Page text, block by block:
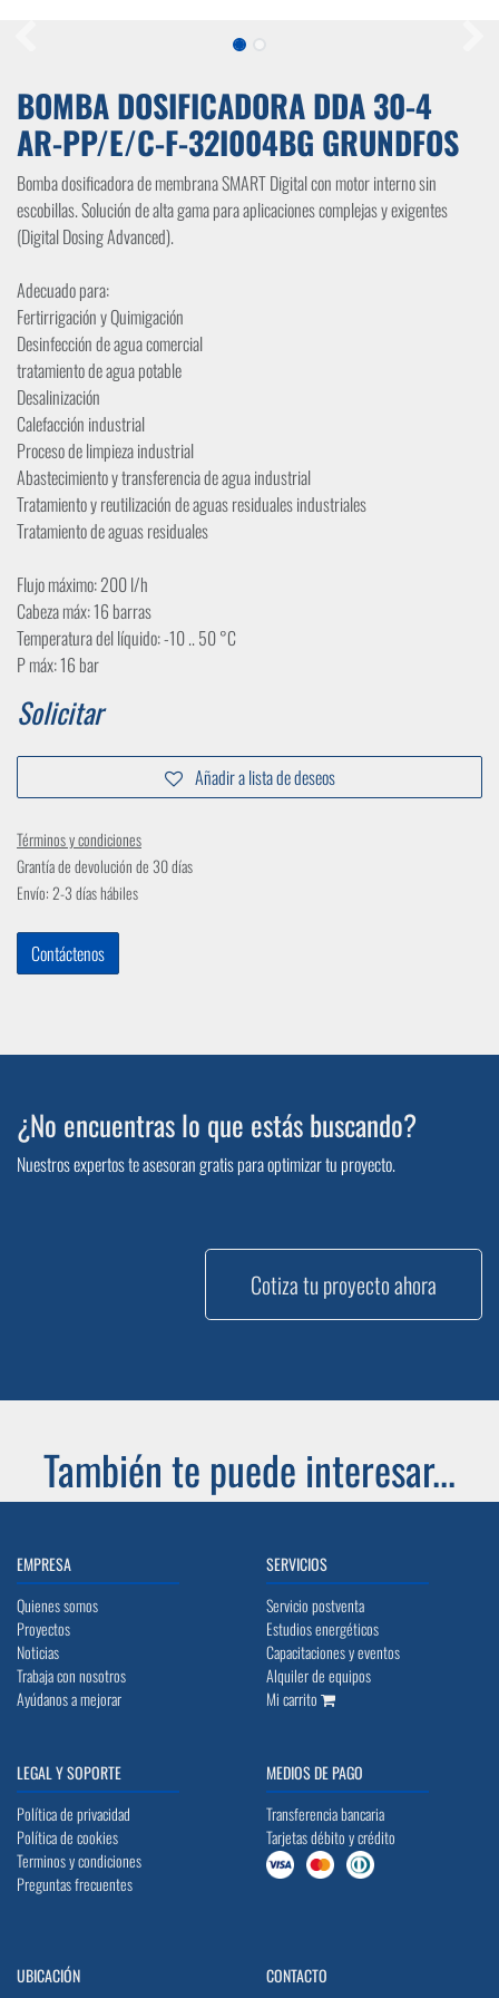
BOMBA DOSIFICADORA DDA 30-4
AR-PP/E/C-F-32I004BG GRUNDFOS
Bomba dosificadora de membrana SMART Digital con motor interno sin
escobillas. Solución de alta gama para aplicaciones complejas y exigentes
(Digital Dosing Advanced).
Adecuado para:
Fertirrigación y Quimigación
Desinfección de agua comercial
tratamiento de agua potable
Desalinización
Calefacción industrial
Proceso de limpieza industrial
Abastecimiento y transferencia de agua industrial
Tratamiento y reutilización de aguas residuales industriales
Tratamiento de aguas residuales
Flujo máximo: 200 l/h
Cabeza máx: 16 barras
Temperatura del líquido: -10 .. 50 °C
P máx: 16 bar
Solicitar
Añadir a lista de deseos
Términos y condiciones
Grantía de devolución de 30 días
Envío: 2-3 días hábiles
Contáctenos
¿No encuentras lo que estás buscando?
Nuestros expertos te asesoran gratis para optimizar tu proyecto.
Cotiza tu proyecto ahora
También te puede interesar...
EMPRESA
Quienes somos
Proyectos
Noticias
Trabaja con nosotros
Ayúdanos a mejorar
SERVICIOS
Servicio postventa
Estudios energéticos
Capacitaciones y eventos
Alquiler de equipos
Mi carrito
LEGAL Y SOPORTE
Política de privacidad
Política de cookies
Terminos y condiciones
Preguntas frecuentes
MEDIOS DE PAGO
Transferencia bancaria
Tarjetas débito y crédito
UBICACIÓN
CONTACTO